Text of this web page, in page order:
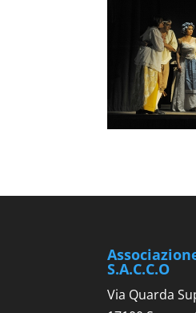
S.A.C.C.O
Via Quarda